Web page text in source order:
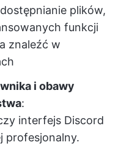
plików,
funkcji
znaleźć w
i obawy
:
interfejs Discord
profesjonalny.